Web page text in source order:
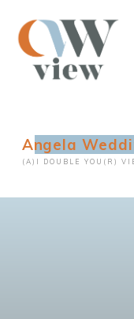
naar
inhoud
Angela
(A)I DOUBLE YOU(R)